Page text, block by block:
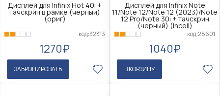
Дисплей для Infinix Hot 40i +
тачскрин в рамке (черный)
(ориг)
код:32313
1270₽
ЗАБРОНИРОВАТЬ
Дисплей для Infinix Note
11/Note 12/Note 12 (2023)/Note
12 Pro/Note 30i + тачскрин
(черный) (Incell)
код:28601
1040₽
В КОРЗИНУ